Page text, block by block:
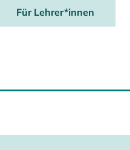
Für Lehrer*innen